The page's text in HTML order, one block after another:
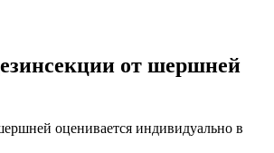
от шершней
оценивается индивидуально в